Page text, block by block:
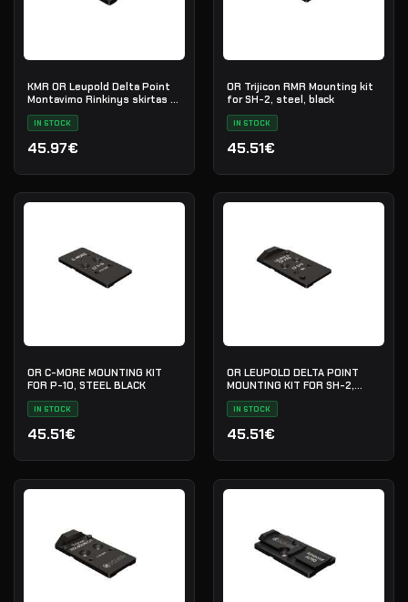
KMR OR Leupold Delta Point
Montavimo Rinkinys skirtas L-
IN STOCK
45.97€
OR Trijicon RMR Mounting kit
for SH-2, steel, black
IN STOCK
45.51€
OR C-MORE MOUNTING KIT
FOR P-10, STEEL BLACK
IN STOCK
45.51€
OR LEUPOLD DELTA POINT
MOUNTING KIT FOR SH-2,
STEEL BLACK
IN STOCK
45.51€